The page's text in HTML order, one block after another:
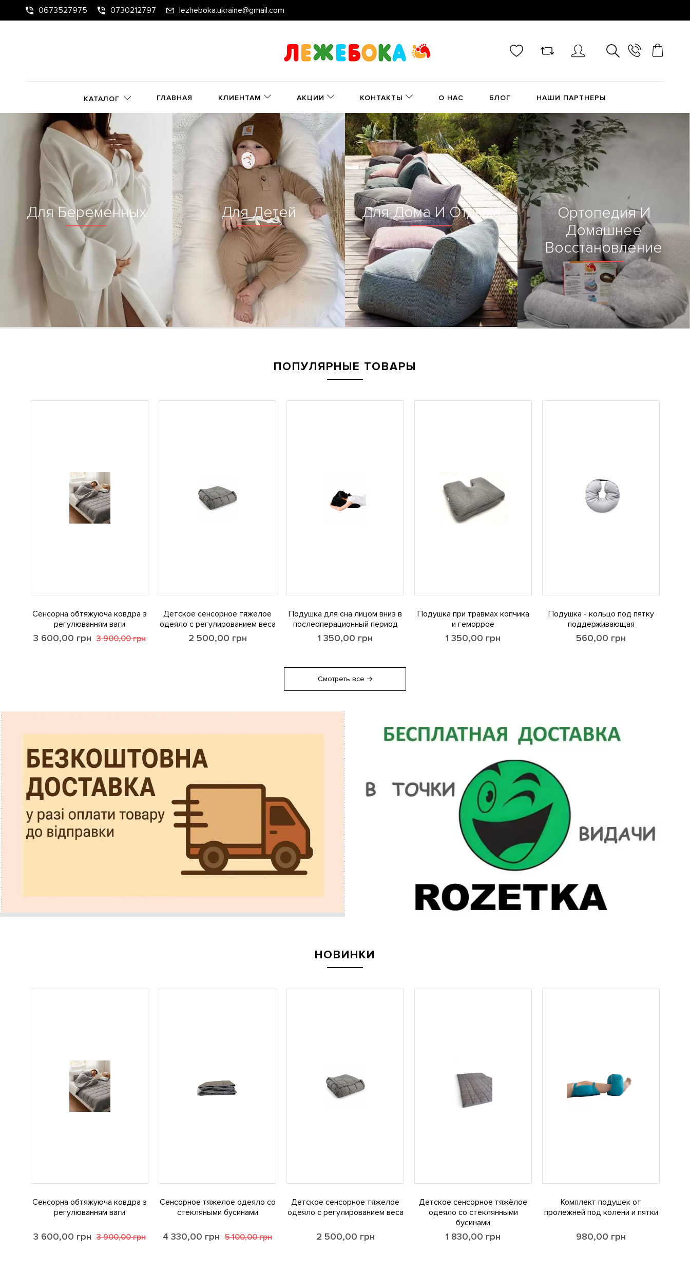
0673527975 0730212797 lezheboka.ukraine@gmail.com
КАТАЛОГ ГЛАВНАЯ КЛИЕНТАМ АКЦИИ КОНТАКТЫ О НАС БЛОГ НАШИ ПАРТНЕРЫ
Для Беременных Для Детей Для Дома И Отдыха
Ортопедия И
Домашнее
Восстановление
ПОПУЛЯРНЫЕ ТОВАРЫ
Сенсорна обтяжуюча ковдра з
регулюванням ваги
3 600,00 грн 3 900,00 грн
Детское сенсорное тяжелое
одеяло с регулированием веса
2 500,00 грн
Подушка для сна лицом вниз в
послеоперационный период
1 350,00 грн
Подушка при травмах копчика
и геморрое
1 350,00 грн
Подушка - кольцо под пятку
поддерживающая
560,00 грн
Смотреть все
НОВИНКИ
Сенсорна обтяжуюча ковдра з
регулюванням ваги
3 600,00 грн 3 900,00 грн
Сенсорное тяжелое одеяло со
стекляными бусинами
4 330,00 грн 5 100,00 грн
Детское сенсорное тяжелое
одеяло с регулированием веса
2 500,00 грн
Детское сенсорное тяжёлое
одеяло со стеклянными
бусинами
1 830,00 грн
Комплект подушек от
пролежней под колени и пятки
980,00 грн